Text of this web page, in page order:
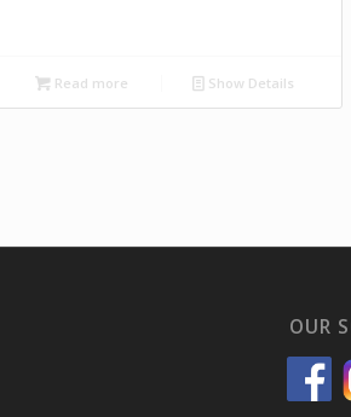
Read more Show Details
OUR